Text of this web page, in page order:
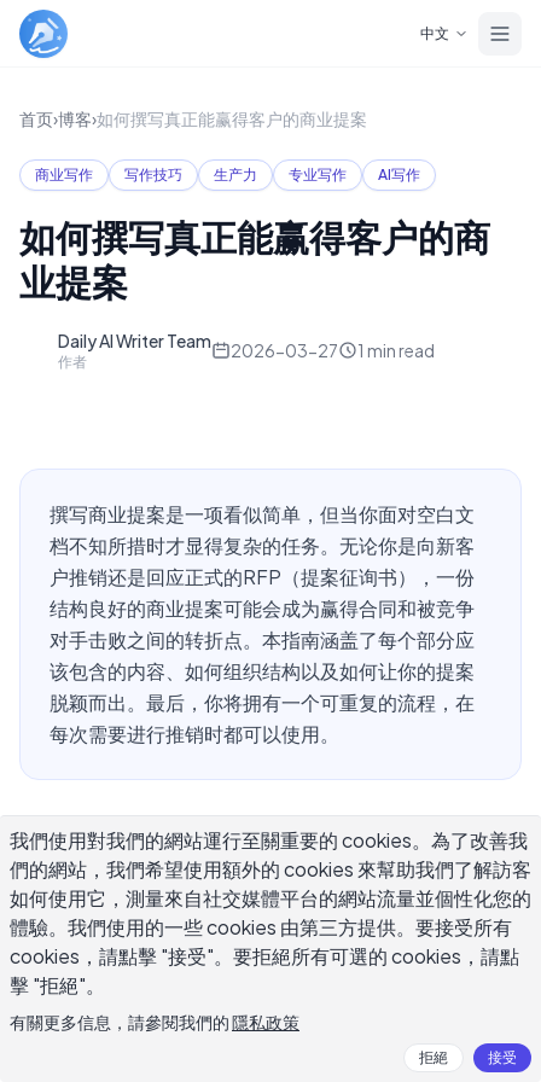
中文
首页›博客›如何撰写真正能赢得客户的商业提案
商业写作 写作技巧 生产力 专业写作 AI写作
如何撰写真正能赢得客户的商
业提案
Daily AI Writer Team
作者
2026-03-27 1 min read
撰写商业提案是一项看似简单，但当你面对空白文
档不知所措时才显得复杂的任务。无论你是向新客
户推销还是回应正式的RFP（提案征询书），一份
结构良好的商业提案可能会成为赢得合同和被竞争
对手击败之间的转折点。本指南涵盖了每个部分应
该包含的内容、如何组织结构以及如何让你的提案
脱颖而出。最后，你将拥有一个可重复的流程，在
每次需要进行推销时都可以使用。
什么是商业提案，何时需要提案？
商业提案是你发送给潜在客户或合作伙伴的文件，用来说明
你可以为他们做什么、如何做，以及费用是多少。它不同于
商业计划。商业计划描述的是你公司的内部战略，而提案是
面向外部的，针对特定项目或客户需求的。
我們使用對我們的網站運行至關重要的 cookies。為了改善我
們的網站，我們希望使用額外的 cookies 來幫助我們了解訪客
如何使用它，測量來自社交媒體平台的網站流量並個性化您的
體驗。我們使用的一些 cookies 由第三方提供。要接受所有
cookies，請點擊 "接受"。要拒絕所有可選的 cookies，請點
擊 "拒絕"。
有關更多信息，請參閱我們的隱私政策
拒絕 接受